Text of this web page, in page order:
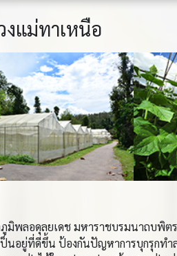
แม่ทาเหนือ
พลอดุลยเดช มหาราชบรมนาถบพิ
อยู่ที่ดีขึ้น ป้องกันปัญหาการบุกรุกท